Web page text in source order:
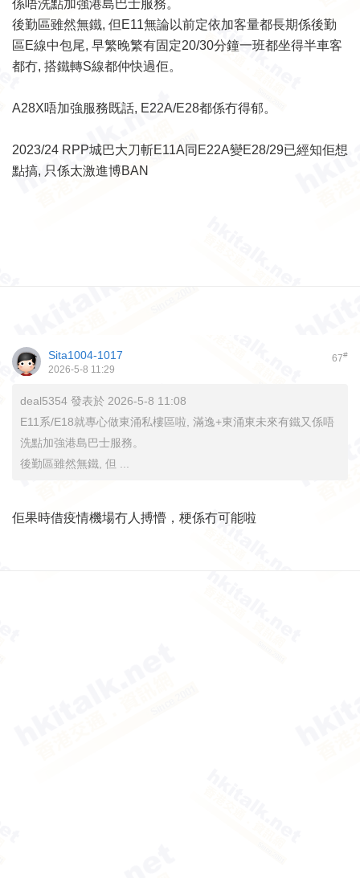
係唔洗點加強港島巴士服務。
後勤區雖然無鐵, 但E11無論以前定依加客量都長期係後勤
區E線中包尾, 早繁晚繁有固定20/30分鐘一班都坐得半車客
都冇, 搭鐵轉S線都仲快過佢。
A28X唔加強服務既話, E22A/E28都係冇得郁。
2023/24 RPP城巴大刀斬E11A同E22A變E28/29已經知佢想
點搞, 只係太激進博BAN
67#
Sita1004-1017
2026-5-8 11:29
deal5354 發表於 2026-5-8 11:08
E11系/E18就專心做東涌私樓區啦, 滿逸+東涌東未來有鐵又係唔
洗點加強港島巴士服務。
後勤區雖然無鐵, 但 ...
佢果時借疫情機場冇人搏懵，梗係冇可能啦